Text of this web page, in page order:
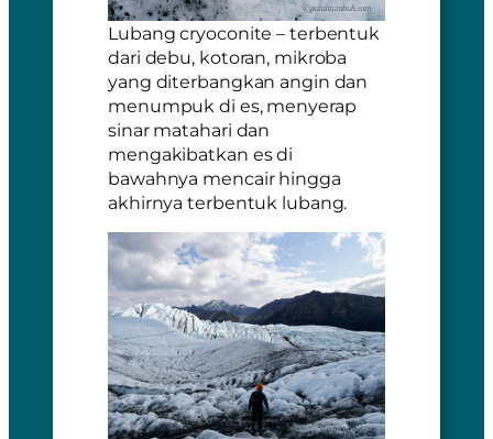
Lubang cryoconite – terbentuk
dari debu, kotoran, mikroba
yang diterbangkan angin dan
menumpuk di es, menyerap
sinar matahari dan
mengakibatkan es di
bawahnya mencair hingga
akhirnya terbentuk lubang.